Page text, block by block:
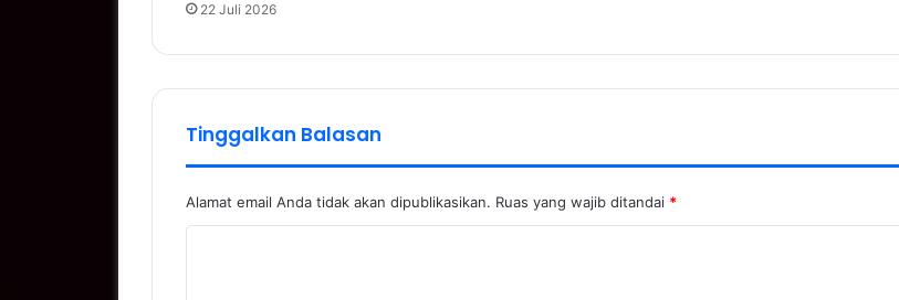
22 Juli 2026
Tinggalkan Balasan
Alamat email Anda tidak akan dipublikasikan. Ruas yang wajib ditandai *